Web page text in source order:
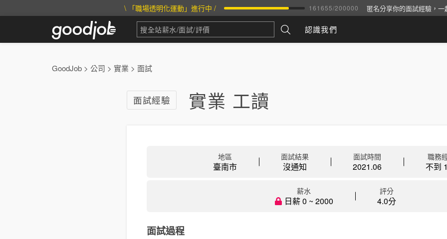
\ 「職場透明化運動」進行中 / 161655/200000 匿名分享你的面試經驗，
認識我們
GoodJob > 公司 > 實業 > 面試
面試經驗 實業 工讀
地區
臺南市
面試結果
沒通知
面試時間
2021.06
職務
不到
薪水
日薪 0 ~ 2000
評分
4.0分
面試過程